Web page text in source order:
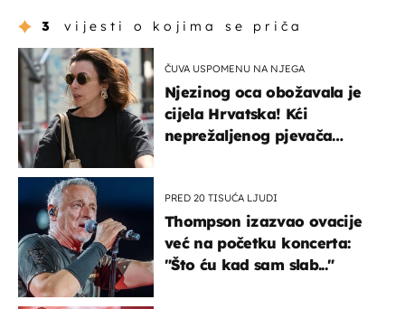
3 vijesti o kojima se priča
ČUVA USPOMENU NA NJEGA
Njezinog oca obožavala je
cijela Hrvatska! Kći
neprežaljenog pjevača
PRED 20 TISUĆA LJUDI
Thompson izazvao ovacije
već na početku koncerta:
"Što ću kad sam slab..."